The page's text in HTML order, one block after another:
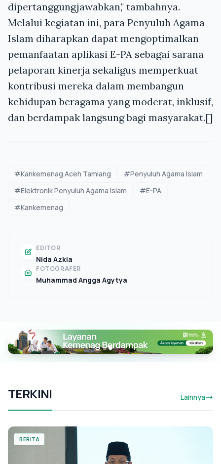
dipertanggungjawabkan," tambahnya.
Melalui kegiatan ini, para Penyuluh Agama
Islam diharapkan dapat mengoptimalkan
pemanfaatan aplikasi E-PA sebagai sarana
pelaporan kinerja sekaligus memperkuat
kontribusi mereka dalam membangun
kehidupan beragama yang moderat, inklusif,
dan berdampak langsung bagi masyarakat.[]
#Kankemenag Aceh Tamiang
#Penyuluh Agama Islam
#Elektronik Penyuluh Agama Islam
#E-PA
#Kankemenag
EDITOR
Nida Azkia
FOTOGRAFER
Muhammad Angga Agytya
TERKINI Lainnya
BERITA